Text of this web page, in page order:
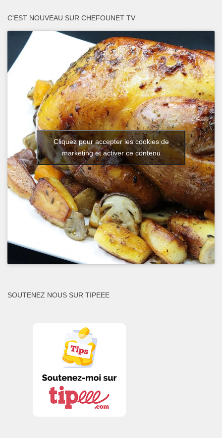
C'EST NOUVEAU SUR CHEFOUNET TV
Cliquez pour accepter les cookies de
marketing et activer ce contenu
SOUTENEZ NOUS SUR TIPEEE